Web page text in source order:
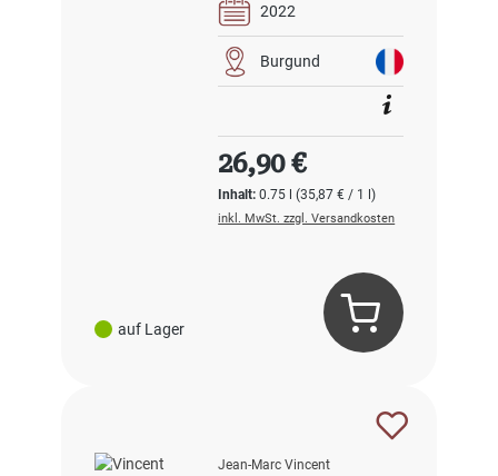
auf Lager
2022
Burgund
Inhalt:0.75 l(35,87 € / 1 l)
Regulärer Preis:
26,90 €
inkl. MwSt. zzgl. Versandkosten
Jean-Marc Vincent